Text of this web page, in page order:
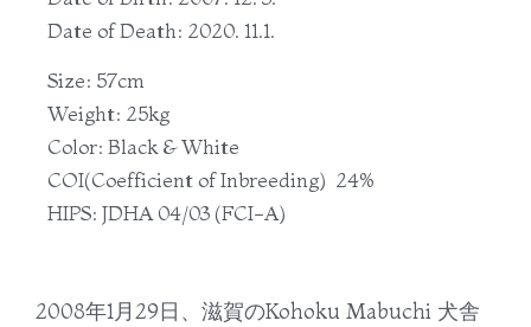
Date of Death: 2020. 11.1.
Size: 57cm
Weight: 25kg
Color: Black & White
COI(Coefficient of Inbreeding) 24%
HIPS: JDHA 04/03 (FCI-A)
2008年1月29日、滋賀のKohoku Mabuchi 犬舎